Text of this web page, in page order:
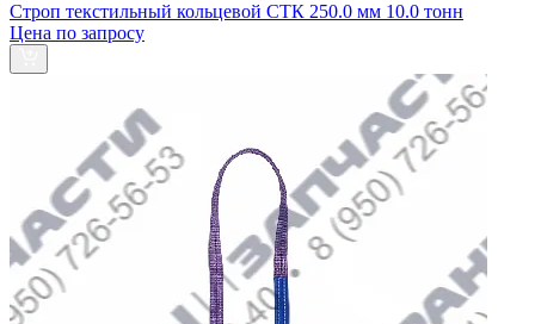
Строп текстильный кольцевой СТК 250.0 мм 10.0 тонн
Цена по запросу